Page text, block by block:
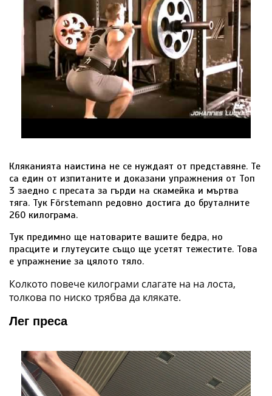
Кляканията наистина не се нуждаят от представяне. Те
са един от изпитаните и доказани упражнения от Топ
3 заедно с пресата за гърди на скамейка и мъртва
тяга. Тук Förstemann редовно достига до бруталните
260 килограма.
Тук предимно ще натоварите вашите бедра, но
прасците и глутеусите също ще усетят тежестите. Това
е упражнение за цялото тяло.
Колкото повече килограми слагате на на лоста,
толкова по ниско трябва да клякате.
Лег преса